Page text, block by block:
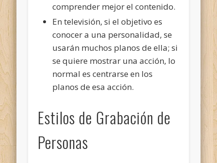
comprender mejor el contenido.
En televisión, si el objetivo es
conocer a una personalidad, se
usarán muchos planos de ella; si
se quiere mostrar una acción, lo
normal es centrarse en los
planos de esa acción.
Estilos de Grabación de
Personas